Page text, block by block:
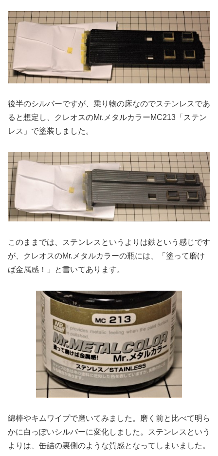
後半のシルバーですが、乗り物の床なのでステンレスであ
ると想定し、クレオスのMr.メタルカラーMC213「ステン
レス」で塗装しました。
このままでは、ステンレスというよりは鉄という感じです
が、クレオスのMr.メタルカラーの瓶には、「塗って磨け
ば金属感！」と書いてあります。
綿棒やキムワイプで磨いてみました。磨く前と比べて明ら
かに白っぽいシルバーに変化しました。ステンレスという
よりは、缶詰の裏側のような質感となってしまいました。